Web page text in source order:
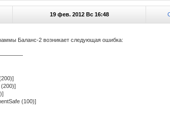
19 фев. 2012 Вс 16:48
Баланс-2 возникает следующая ошибка:
(200)]
(100)]